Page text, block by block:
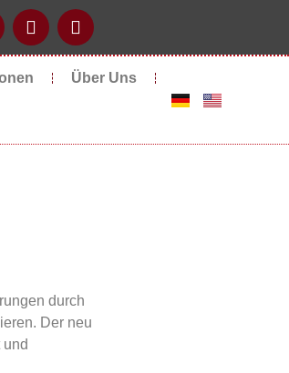
Über Uns
durch
Der neu